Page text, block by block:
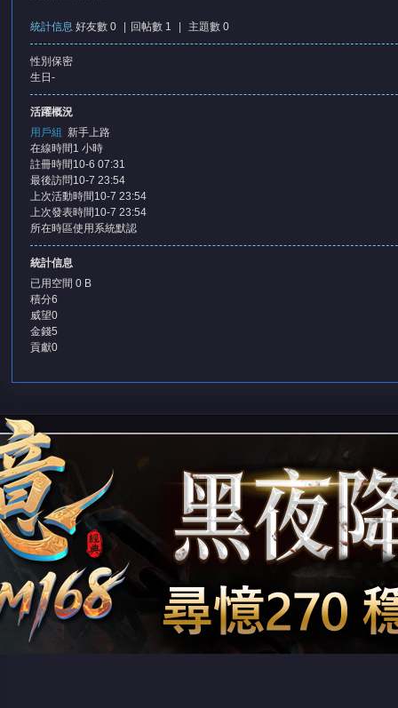
堂
統計信息 好友數 0 回帖數 1 主題數 0
性別 保密
生日 -
活躍概況
用戶組
新手上路
在線時間 1 小時
註冊時間 10-6 07:31
最後訪問10-7 23:54
上次活動時間 10-7 23:54
上次發表時間 10-7 23:54
所在時區使用系統默認
統計信息
已用空間 0 B
積分6
威望0
金錢5
貢獻0